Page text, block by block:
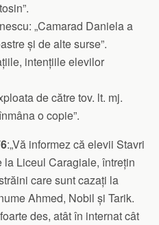
„Camarad Daniela a
și de alte surse”.
intențiile elevilor
de către tov. lt. mj.
o copie”.
:„Vă informez că elevii Stavri
Liceul Caragiale, întrețin
care sunt cazați la
Ahmed, Nobil și Tarik.
des, atât în internat cât